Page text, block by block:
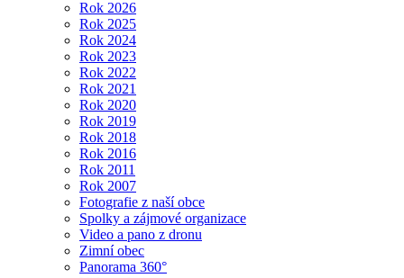
Rok 2026
Rok 2025
Rok 2024
Rok 2023
Rok 2022
Rok 2021
Rok 2020
Rok 2019
Rok 2018
Rok 2016
Rok 2011
Rok 2007
Fotografie z naší obce
Spolky a zájmové organizace
Video a pano z dronu
Zimní obec
Panorama 360°